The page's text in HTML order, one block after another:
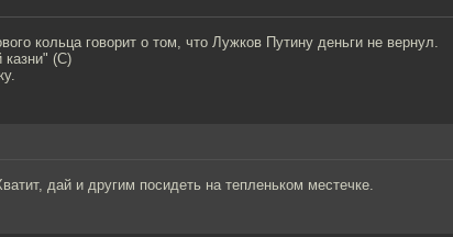
кольца говорит о том, что Лужков Путину деньги не вернул.
казни" (С)
дай и другим посидеть на тепленьком местечке.